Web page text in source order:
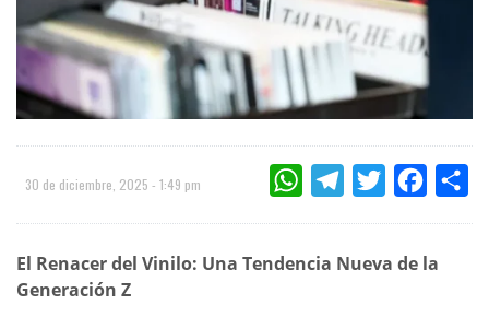
30 de diciembre, 2025 - 1:49 pm WHATSAPPTELEGRAMTWITTER
El Renacer del Vinilo: Una Tendencia Nueva de la
Generación Z